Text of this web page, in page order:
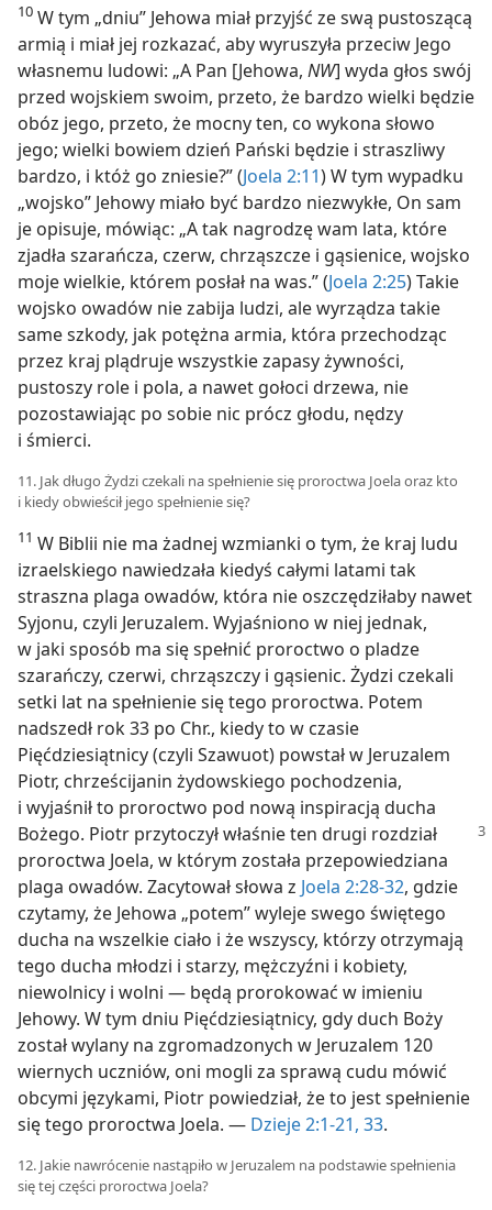
10 W tym „dniu” Jehowa miał przyjść ze swą pustoszącą
armią i miał jej rozkazać, aby wyruszyła przeciw Jego
własnemu ludowi: „A Pan [Jehowa, NW] wyda głos swój
przed wojskiem swoim, przeto, że bardzo wielki będzie
obóz jego, przeto, że mocny ten, co wykona słowo
jego; wielki bowiem dzień Pański będzie i straszliwy
bardzo, i któż go zniesie?” (Joela 2:11) W tym wypadku
„wojsko” Jehowy miało być bardzo niezwykłe, On sam
je opisuje, mówiąc: „A tak nagrodzę wam lata, które
zjadła szarańcza, czerw, chrząszcze i gąsienice, wojsko
moje wielkie, którem posłał na was.” (Joela 2:25) Takie
wojsko owadów nie zabija ludzi, ale wyrządza takie
same szkody, jak potężna armia, która przechodząc
przez kraj plądruje wszystkie zapasy żywności,
pustoszy role i pola, a nawet gołoci drzewa, nie
pozostawiając po sobie nic prócz głodu, nędzy
i śmierci.
11. Jak długo Żydzi czekali na spełnienie się proroctwa Joela oraz kto
i kiedy obwieścił jego spełnienie się?
11 W Biblii nie ma żadnej wzmianki o tym, że kraj ludu
izraelskiego nawiedzała kiedyś całymi latami tak
straszna plaga owadów, która nie oszczędziłaby nawet
Syjonu, czyli Jeruzalem. Wyjaśniono w niej jednak,
w jaki sposób ma się spełnić proroctwo o pladze
szarańczy, czerwi, chrząszczy i gąsienic. Żydzi czekali
setki lat na spełnienie się tego proroctwa. Potem
nadszedł rok 33 po Chr., kiedy to w czasie
Pięćdziesiątnicy (czyli Szawuot) powstał w Jeruzalem
Piotr, chrześcijanin żydowskiego pochodzenia,
i wyjaśnił to proroctwo pod nową inspiracją ducha
Bożego. Piotr przytoczył właśnie ten drugi rozdział
proroctwa Joela, w którym została przepowiedziana
plaga owadów. Zacytował słowa z Joela 2:28-32, gdzie
czytamy, że Jehowa „potem” wyleje swego świętego
ducha na wszelkie ciało i że wszyscy, którzy otrzymają
tego ducha młodzi i starzy, mężczyźni i kobiety,
niewolnicy i wolni — będą prorokować w imieniu
Jehowy. W tym dniu Pięćdziesiątnicy, gdy duch Boży
został wylany na zgromadzonych w Jeruzalem 120
wiernych uczniów, oni mogli za sprawą cudu mówić
obcymi językami, Piotr powiedział, że to jest spełnienie
się tego proroctwa Joela. — Dzieje 2:1-21, 33.
12. Jakie nawrócenie nastąpiło w Jeruzalem na podstawie spełnienia
się tej części proroctwa Joela?